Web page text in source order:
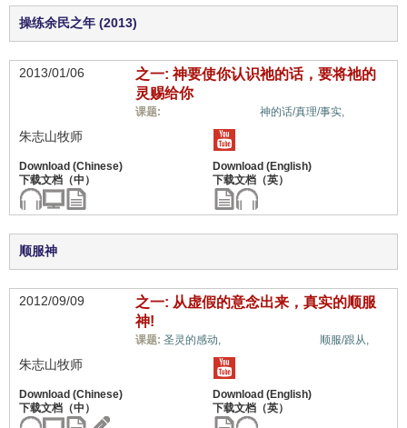
操练余民之年 (2013)
2013/01/06
之一: 神要使你认识祂的话，要将祂的
灵赐给你
课题: 神的话/真理/事实,
朱志山牧师
顺服神
2012/09/09
之一: 从虚假的意念出来，真实的顺服
神!
课题: 圣灵的感动, 顺服/跟从,
朱志山牧师